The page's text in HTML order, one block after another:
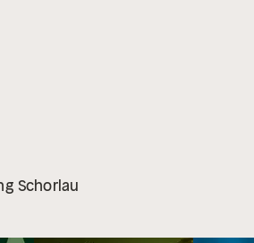
Schorlau